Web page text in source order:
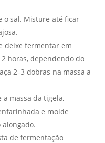
o sal. Misture até ficar
deixe fermentar em
horas, dependendo do
2–3 dobras na massa a
massa da tigela,
e molde
de fermentação